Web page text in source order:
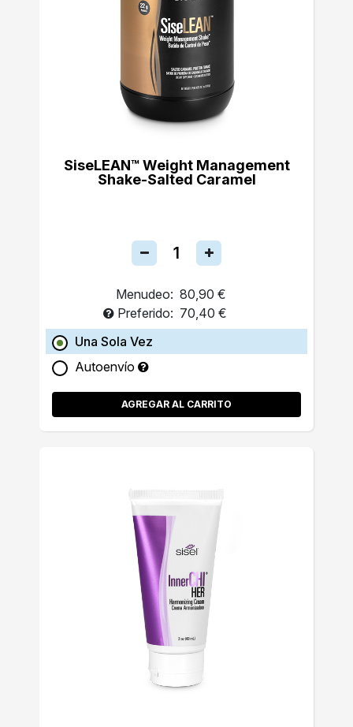
SiseLEAN™ Weight Management
Shake-Salted Caramel
Menudeo: 80,90 €
Preferido: 70,40 €
Una Sola Vez
Autoenvío
AGREGAR AL CARRITO